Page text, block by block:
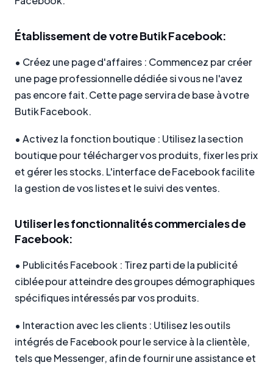
Établissement de votre Butik Facebook:
• Créez une page d'affaires : Commencez par créer
une page professionnelle dédiée si vous ne l'avez
pas encore fait. Cette page servira de base à votre
Butik Facebook.
• Activez la fonction boutique : Utilisez la section
boutique pour télécharger vos produits, fixer les prix
et gérer les stocks. L'interface de Facebook facilite
la gestion de vos listes et le suivi des ventes.
Utiliser les fonctionnalités commerciales de
Facebook:
• Publicités Facebook : Tirez parti de la publicité
ciblée pour atteindre des groupes démographiques
spécifiques intéressés par vos produits.
• Interaction avec les clients : Utilisez les outils
intégrés de Facebook pour le service à la clientèle,
tels que Messenger, afin de fournir une assistance et